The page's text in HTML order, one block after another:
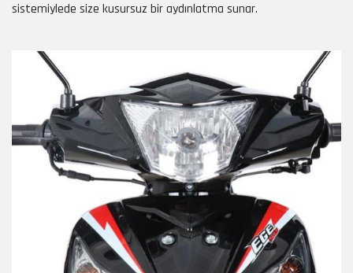
sistemiylede size kusursuz bir aydınlatma sunar.